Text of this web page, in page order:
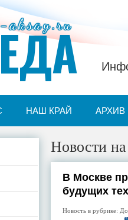
aksay.ru
НАШ КРАЙ АРХИВ
Новости
В Москве
будущих
Новость в рубрике: